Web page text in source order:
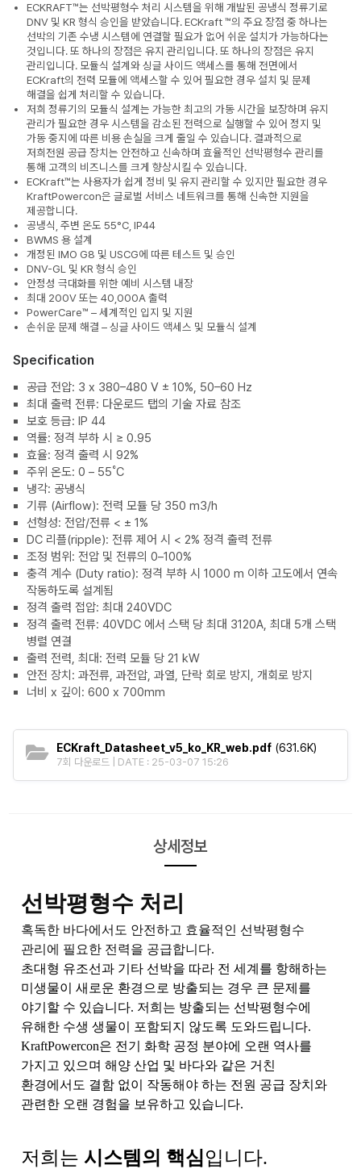
ECKRAFT™는 선박평형수 처리 시스템을 위해 개발된 공냉식 정류기로
DNV 및 KR 형식 승인을 받았습니다. ECKraft ™의 주요 장점 중 하나는
선박의 기존 수냉 시스템에 연결할 필요가 없어 쉬운 설치가 가능하다는
것입니다. 또 하나의 장점은 유지 관리입니다. 또 하나의 장점은 유지
관리입니다. 모듈식 설계와 싱글 사이드 액세스를 통해 전면에서
ECKraft의 전력 모듈에 액세스할 수 있어 필요한 경우 설치 및 문제
해결을 쉽게 처리할 수 있습니다.
저희 정류기의 모듈식 설계는 가능한 최고의 가동 시간을 보장하며 유지
관리가 필요한 경우 시스템을 감소된 전력으로 실행할 수 있어 정지 및
가동 중지에 따른 비용 손실을 크게 줄일 수 있습니다. 결과적으로
저희전원 공급 장치는 안전하고 신속하며 효율적인 선박평형수 관리를
통해 고객의 비즈니스를 크게 향상시킬 수 있습니다.
ECKraft™는 사용자가 쉽게 정비 및 유지 관리할 수 있지만 필요한 경우
KraftPowercon은 글로벌 서비스 네트워크를 통해 신속한 지원을
제공합니다.
공냉식, 주변 온도 55°C, IP44
BWMS 용 설계
개정된 IMO G8 및 USCG에 따른 테스트 및 승인
DNV-GL 및 KR 형식 승인
안정성 극대화를 위한 예비 시스템 내장
최대 200V 또는 40,000A 출력
PowerCare™ – 세계적인 입지 및 지원
손쉬운 문제 해결 – 싱글 사이드 액세스 및 모듈식 설계
Specification
공급 전압: 3 x 380–480 V ± 10%, 50–60 Hz
최대 출력 전류: 다운로드 탭의 기술 자료 참조
보호 등급: IP 44
역률: 정격 부하 시 ≥ 0.95
효율: 정격 출력 시 92%
주위 온도: 0 – 55˚C
냉각: 공냉식
기류 (Airflow): 전력 모듈 당 350 m3/h
선형성: 전압/전류 < ± 1%
DC 리플(ripple): 전류 제어 시 < 2% 정격 출력 전류
조정 범위: 전압 및 전류의 0–100%
충격 계수 (Duty ratio): 정격 부하 시 1000 m 이하 고도에서 연속
작동하도록 설계됨
정격 출력 접압: 최대 240VDC
정격 출력 전류: 40VDC 에서 스택 당 최대 3120A, 최대 5개 스택
병렬 연결
출력 전력, 최대: 전력 모듈 당 21 kW
안전 장치: 과전류, 과전압, 과열, 단락 회로 방지, 개회로 방지
너비 x 깊이: 600 x 700mm
ECKraft_Datasheet_v5_ko_KR_web.pdf(631.6K)
7회 다운로드 | DATE : 25-03-07 15:26
상세정보
선박평형수 처리
혹독한 바다에서도 안전하고 효율적인 선박평형수
관리에 필요한 전력을 공급합니다.
초대형 유조선과 기타 선박을 따라 전 세계를 항해하는
미생물이 새로운 환경으로 방출되는 경우 큰 문제를
야기할 수 있습니다. 저희는 방출되는 선박평형수에
유해한 수생 생물이 포함되지 않도록 도와드립니다.
KraftPowercon은 전기 화학 공정 분야에 오랜 역사를
가지고 있으며 해양 산업 및 바다와 같은 거친
환경에서도 결함 없이 작동해야 하는 전원 공급 장치와
관련한 오랜 경험을 보유하고 있습니다.
저희는 시스템의 핵심입니다.